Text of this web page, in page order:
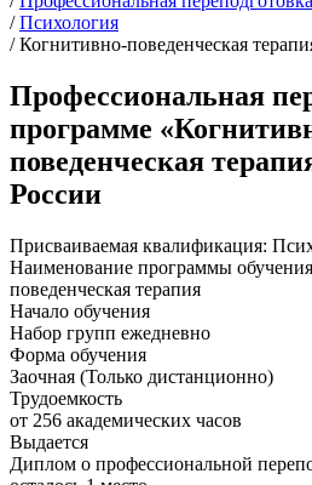
/ Психология
/ Когнитивно-поведенческая
Профессиональная
программе
поведенческая
России
Присваиваемая квалификация:
Наименование программы
поведенческая терапия
Начало обучения
Набор групп ежедневно
Форма обучения
Заочная (Только дистанционно)
Трудоемкость
от 256 академических часов
Выдается
Диплом о профессиональной